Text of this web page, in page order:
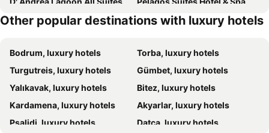
Kipriotis Maris Suites
Grand Blue Beach Hotel
Armonia Holiday Village & Spa
Porto Bello Beach
Cabana Blu Hotel & Suites
Radisson Collection Hotel, Bodrum
Gaia Palace
Blue Lagoon Village
Mosay Kos All Suite Hotel
Swissôtel Resort Bodrum Beach
Pavlos Hotel
Mio Bianco Resort
Other popular destinations with luxury hotels
Bodrum, luxury hotels
Torba, luxury hotels
Turgutreis, luxury hotels
Gümbet, luxury hotels
Yalıkavak, luxury hotels
Bitez, luxury hotels
Kardamena, luxury hotels
Akyarlar, luxury hotels
Psalidi, luxury hotels
Datça, luxury hotels